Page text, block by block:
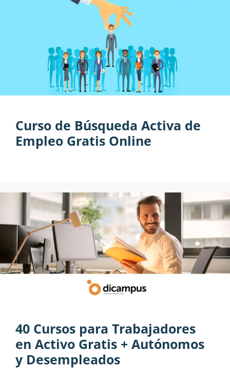
Curso de Búsqueda Activa de
Empleo Gratis Online
40 Cursos para Trabajadores
en Activo Gratis + Autónomos
y Desempleados